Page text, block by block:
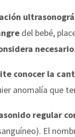
del bebé,
necesario.
conocer la
anomalía que
regular
El